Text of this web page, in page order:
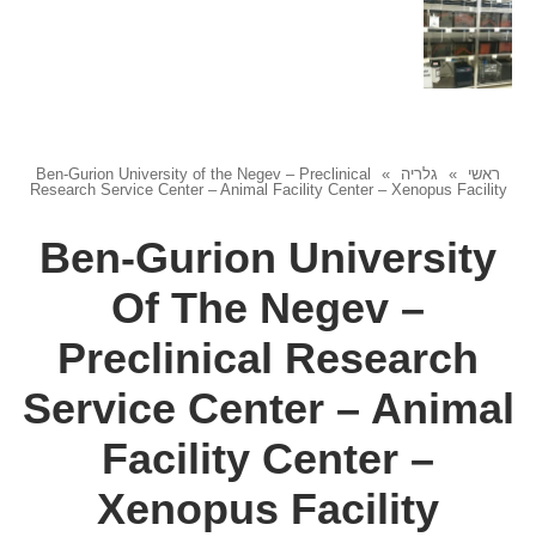
ראשי » גלריה »
Ben-Gurion University of the Negev – Preclinical
Research Service Center – Animal Facility Center – Xenopus Facility
Ben-Gurion University
Of The Negev –
Preclinical Research
Service Center – Animal
Facility Center –
Xenopus Facility